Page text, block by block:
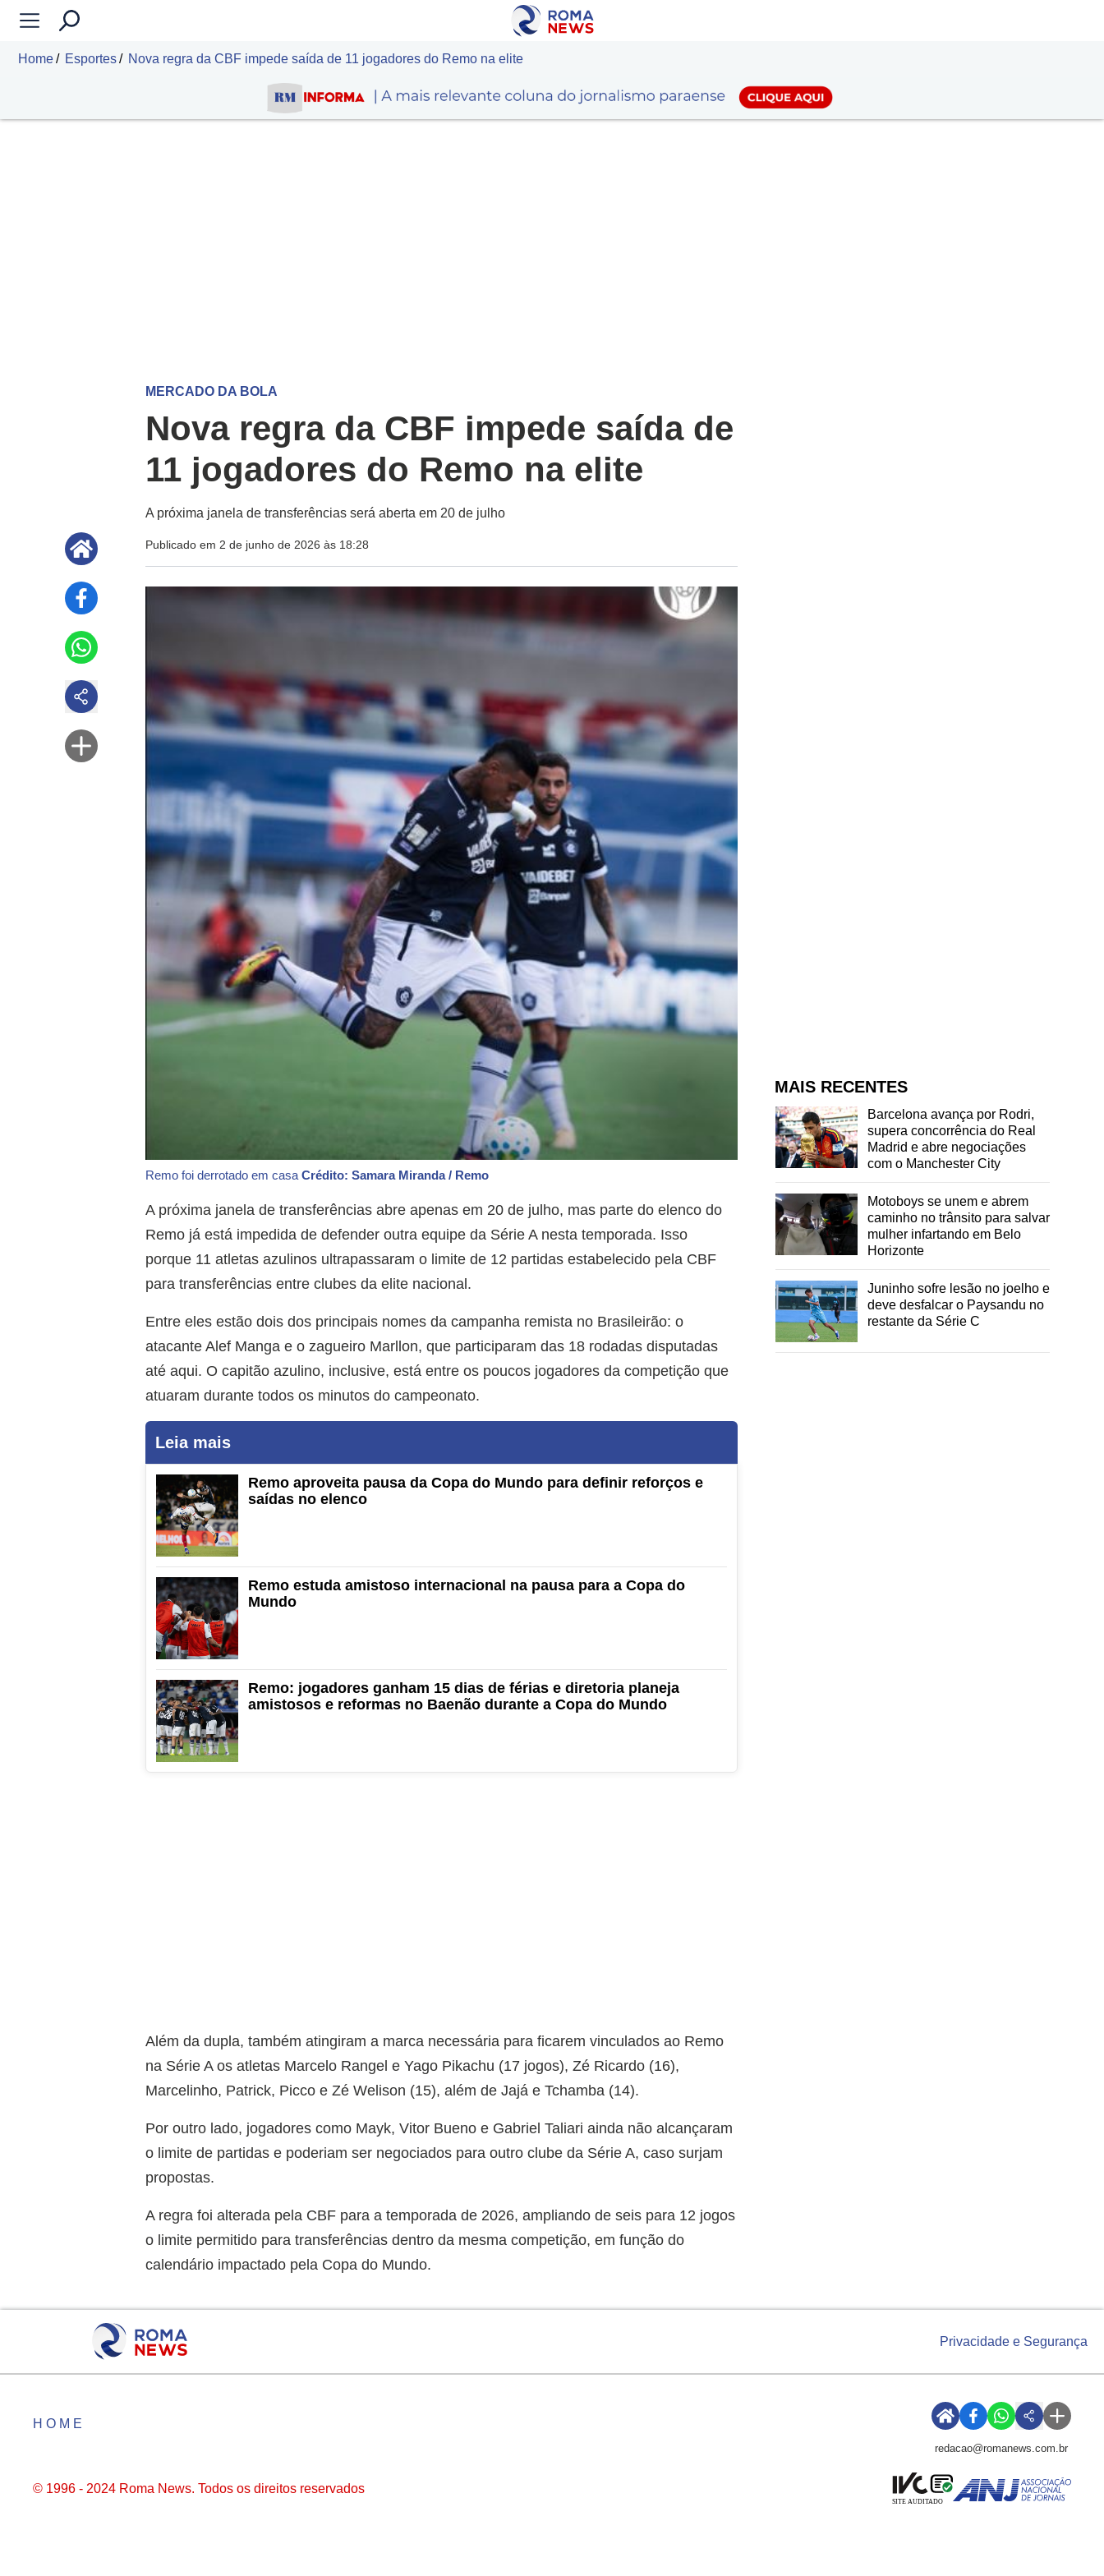
Home Esportes Nova regra da CBF impede saída de 11 jogadores do Remo na elite
MERCADO DA BOLA
Nova regra da CBF impede saída de
11 jogadores do Remo na elite
A próxima janela de transferências será aberta em 20 de julho
Publicado em 2 de junho de 2026 às 18:28
Remo foi derrotado em casaCrédito: Samara Miranda / Remo
A próxima janela de transferências abre apenas em 20 de julho, mas parte do elenco do
Remo já está impedida de defender outra equipe da Série A nesta temporada. Isso
porque 11 atletas azulinos ultrapassaram o limite de 12 partidas estabelecido pela CBF
para transferências entre clubes da elite nacional.
Entre eles estão dois dos principais nomes da campanha remista no Brasileirão: o
atacante Alef Manga e o zagueiro Marllon, que participaram das 18 rodadas disputadas
até aqui. O capitão azulino, inclusive, está entre os poucos jogadores da competição que
atuaram durante todos os minutos do campeonato.
Leia mais
Remo aproveita pausa da Copa do Mundo para definir reforços e
saídas no elenco
Remo estuda amistoso internacional na pausa para a Copa do
Mundo
Remo: jogadores ganham 15 dias de férias e diretoria planeja
amistosos e reformas no Baenão durante a Copa do Mundo
Além da dupla, também atingiram a marca necessária para ficarem vinculados ao Remo
na Série A os atletas Marcelo Rangel e Yago Pikachu (17 jogos), Zé Ricardo (16),
Marcelinho, Patrick, Picco e Zé Welison (15), além de Jajá e Tchamba (14).
Por outro lado, jogadores como Mayk, Vitor Bueno e Gabriel Taliari ainda não alcançaram
o limite de partidas e poderiam ser negociados para outro clube da Série A, caso surjam
propostas.
A regra foi alterada pela CBF para a temporada de 2026, ampliando de seis para 12 jogos
o limite permitido para transferências dentro da mesma competição, em função do
calendário impactado pela Copa do Mundo.
MAIS RECENTES
Barcelona avança por Rodri,
supera concorrência do Real
Madrid e abre negociações
com o Manchester City
Motoboys se unem e abrem
caminho no trânsito para salvar
mulher infartando em Belo
Horizonte
Juninho sofre lesão no joelho e
deve desfalcar o Paysandu no
restante da Série C
Privacidade e Segurança
HOME
redacao@romanews.com.br
© 1996 - 2024 Roma News. Todos os direitos reservados
SITE AUDITADO